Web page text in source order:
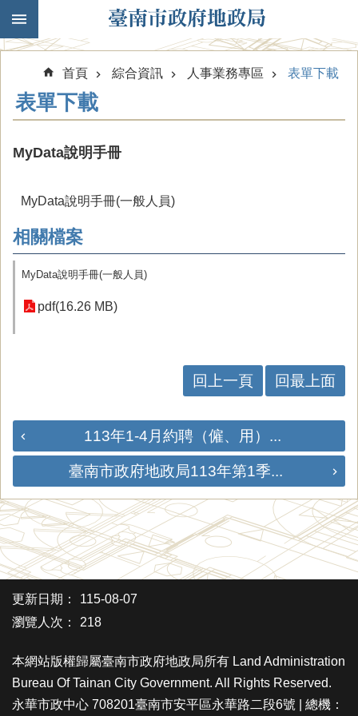
跳到主要內容區塊
首頁 綜合資訊 人事業務專區 表單下載
表單下載
MyData說明手冊
MyData說明手冊(一般人員)
相關檔案
MyData說明手冊(一般人員)
pdf(16.26 MB)
回上一頁 回最上面
113年1-4月約聘（僱、用）...
臺南市政府地政局113年第1季...
更新日期：
115-08-07
瀏覽人次：
218
本網站版權歸屬臺南市政府地政局所有 Land Administration
Bureau Of Tainan City Government. All Rights Reserved.
永華市政中心 708201臺南市安平區永華路二段6號 | 總機：